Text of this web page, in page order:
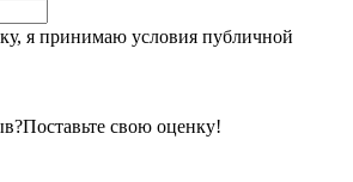
я принимаю условия публичной
Поставьте свою оценку!